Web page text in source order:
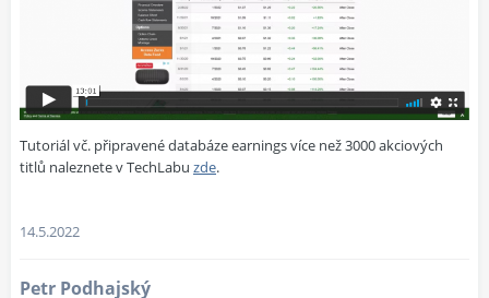
Tutoriál vč. připravené databáze earnings více než 3000 akciových
titlů naleznete v TechLabu zde.
14.5.2022
Petr Podhajský